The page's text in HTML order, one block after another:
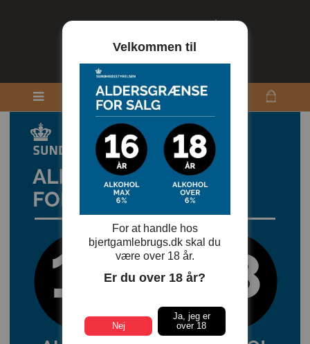
Velkommen til
For at handle hos
bjertgamlebrugs.dk skal du
være over 18 år.
Er du over 18 år?
Nej
Ja, jeg er
over 18